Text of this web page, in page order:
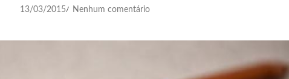
13/03/2015/ Nenhum comentário